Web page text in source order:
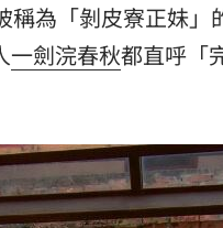
稱為「剝皮寮正妹
一劍浣春秋都直呼「